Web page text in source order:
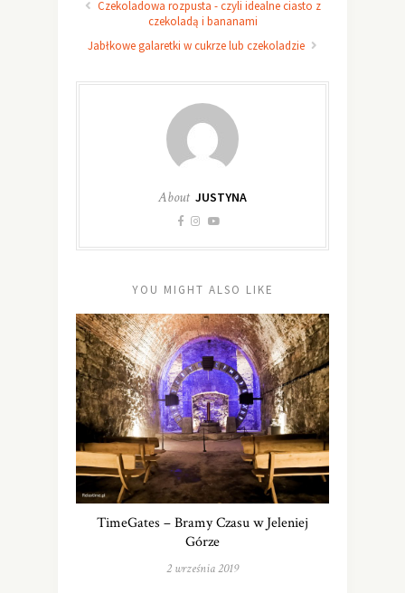
Czekoladowa rozpusta - czyli idealne ciasto z
czekoladą i bananami
Jabłkowe galaretki w cukrze lub czekoladzie
About JUSTYNA
YOU MIGHT ALSO LIKE
TimeGates – Bramy Czasu w Jeleniej
Górze
2 września 2019